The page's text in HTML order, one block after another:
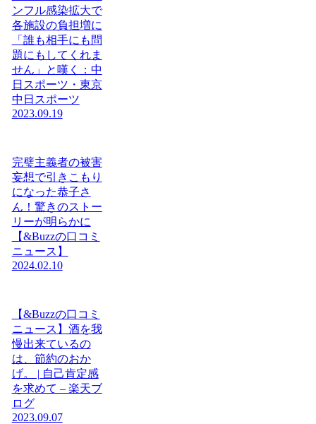
ンフル感染拡大で
各施設の負担増に
「誰も相手にも問
題にもしてくれま
せん」と嘆く：中
日スポーツ・東京
中日スポーツ
2023.09.19
完璧主義者の被害
妄想で引きこもり
になった恭子さ
ん！驚きのストー
リーが明らかに
【&Buzzの口コミ
ニュース】
2024.02.10
【&Buzzの口コミ
ニュース】酒を我
慢出来ているの
は、節約のおか
げ。 | 自己肯定感
を求めて – 楽天ブ
ログ
2023.09.07